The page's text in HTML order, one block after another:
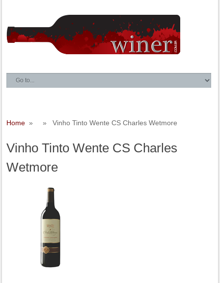
Home » » Vinho Tinto Wente CS Charles Wetmore
Vinho Tinto Wente CS Charles
Wetmore